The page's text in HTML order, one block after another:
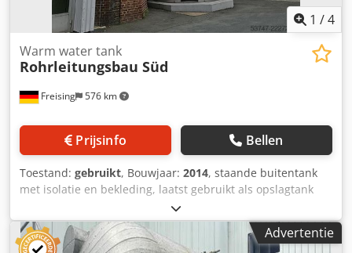
1 /4
Freising 576 km
Warm water tank
Rohrleitungsbau Süd
Prijsinfo Bellen
Toestand: gebruikt, Bouwjaar: 2014, staande buitentank
met isolatie en bekleding, laatst gebruikt als opslagtank
voor warm water. Machine (toevoeging): staande
buitentank van roestvrij staal met isolatie. Bruto-inhoud:
80.000 liter Materiaal: roestvrij staal 1.4571 (AISI 316Ti)
Advertentie